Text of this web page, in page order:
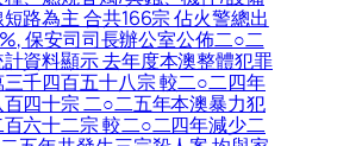
路為主 合共166宗 佔火警總出
保安司司長辦公室公佈二○二
資料顯示 去年度本澳整體犯罪
千四百五十八宗 較二○二四年
四十宗 二○二五年本澳暴力犯
六十二宗 較二○二四年減少二